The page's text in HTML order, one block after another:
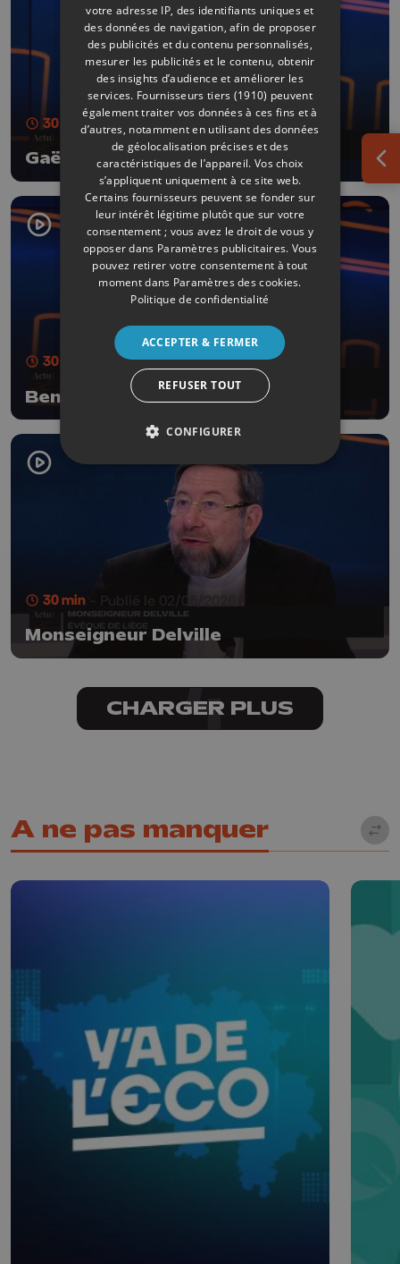
30 min- Publié le 23/05/2026
Gaëtan Servais
30 min - Publié le 16/05/2026
Benoît Gilson
30 min
Monseigneur Delville
CHARGER PLUS
A ne pas manquer
votre adresse IP, des identifiants uniques et
des données de navigation, afin de proposer
des publicités et du contenu personnalisés,
mesurer les publicités et le contenu, obtenir
des insights d’audience et améliorer les
services. Fournisseurs tiers (1910) peuvent
également traiter vos données à ces fins et à
d’autres, notamment en utilisant des données
de géolocalisation précises et des
caractéristiques de l’appareil. Vos choix
s’appliquent uniquement à ce site web.
Certains fournisseurs peuvent se fonder sur
leur intérêt légitime plutôt que sur votre
consentement ; vous avez le droit de vous y
opposer dans Paramètres publicitaires. Vous
pouvez retirer votre consentement à tout
moment dans Paramètres des cookies.
Politique de confidentialité
ACCEPTER & FERMER
REFUSER TOUT
CONFIGURER